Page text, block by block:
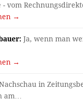
- vom
→
Ja, wenn man
→
in
am…